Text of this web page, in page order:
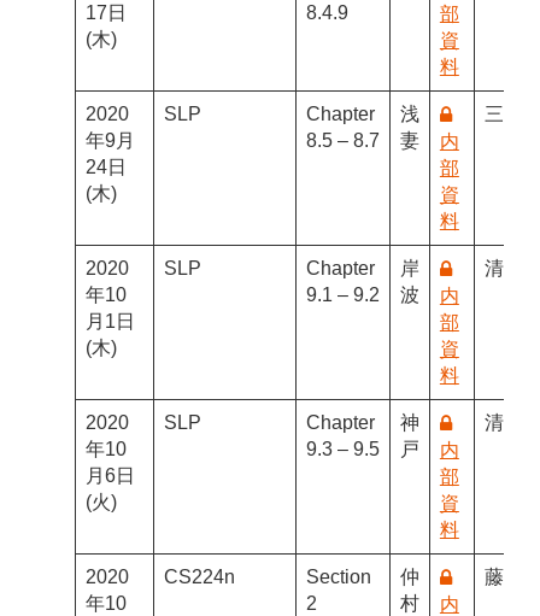
17日
(木)
8.4.9
部
資
料
2020
年9月
24日
(木)
SLP
Chapter
8.5 – 8.7
浅
妻
内
部
資
料
三田
2020
年10
月1日
(木)
SLP
Chapter
9.1 – 9.2
岸
波
内
部
資
料
清野
2020
年10
月6日
(火)
SLP
Chapter
9.3 – 9.5
神
戸
内
部
資
料
清野
2020
年10
CS224n
Section
2
仲
村
内
藤井